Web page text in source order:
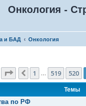
Онкология -
и БАД Онкология
Страница 521из 816
Пред.
1 519 520
Темы
по РФ